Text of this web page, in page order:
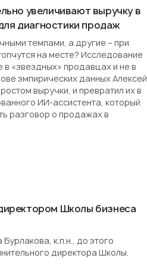
увеличивают выручку в
диагностики продаж
темпами, а другие – при
на месте? Исследование
«звездных» продавцах и не в
эмпирических данных Алексей
выручки, и превратил их в
ИИ-ассистента, который
разговор о продажах в
Школы бизнеса
к.п.н., до этого
директора Школы.